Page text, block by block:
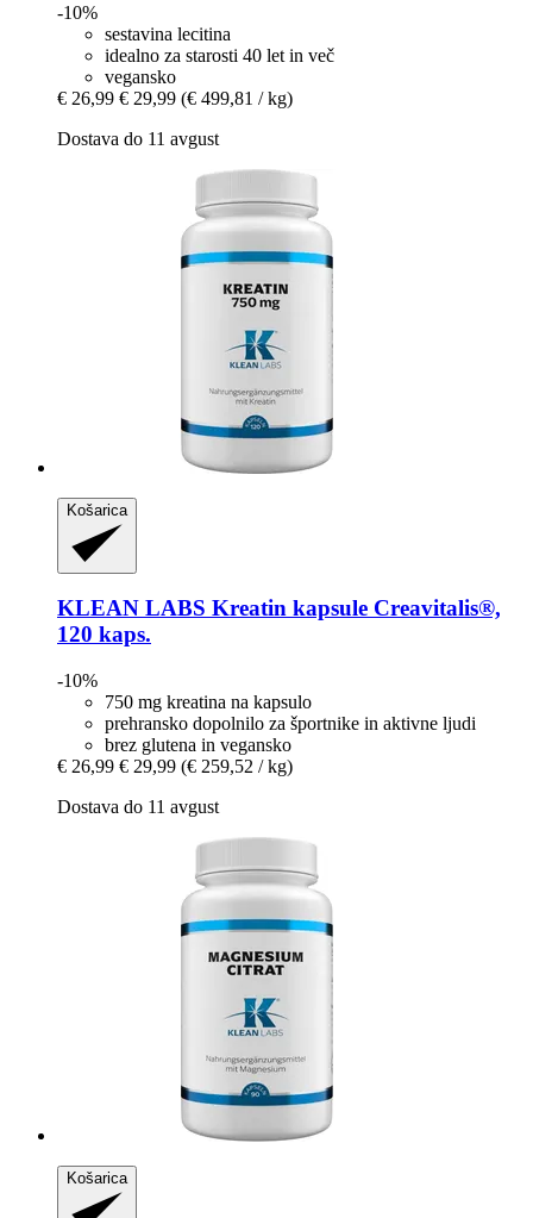
-10%
sestavina lecitina
idealno za starosti 40 let in več
vegansko
€ 26,99 € 29,99 (€ 499,81 / kg)
Dostava do 11 avgust
Košarica
KLEAN LABS Kreatin kapsule Creavitalis®,
120 kaps.
-10%
750 mg kreatina na kapsulo
prehransko dopolnilo za športnike in aktivne ljudi
brez glutena in vegansko
€ 26,99 € 29,99 (€ 259,52 / kg)
Dostava do 11 avgust
Košarica